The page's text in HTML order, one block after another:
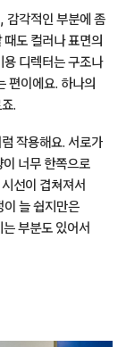
각적인 부분에 좀
때도 컬러나 표면의
용 디렉터는 구조나
편이에요. 하나의
.
작용해요. 서로가
너무 한쪽으로
선이 겹쳐져서
이 늘 쉽지만은
부분도 있어서